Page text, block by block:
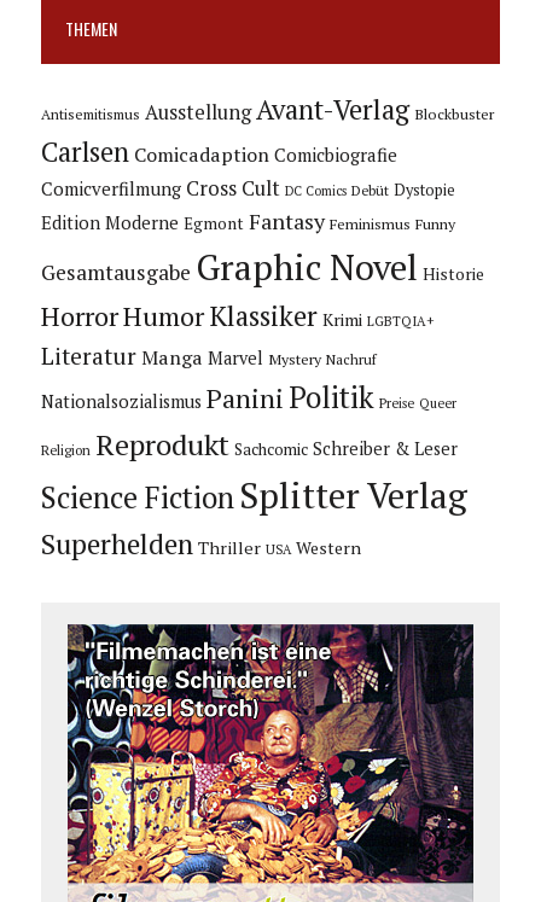
THEMEN
Antisemitismus Ausstellung Avant-Verlag Blockbuster
Carlsen Comicadaption Comicbiografie
Comicverfilmung Cross Cult DC Comics Debüt Dystopie
Edition Moderne Egmont Fantasy Feminismus Funny
Gesamtausgabe Graphic Novel Historie
HorrorHumorKlassiker Krimi LGBTQIA+
Literatur Manga Marvel Mystery Nachruf
Nationalsozialismus Panini Politik Preise Queer
Religion Reprodukt Sachcomic Schreiber & Leser
Science Fiction Splitter Verlag
Superhelden Thriller USA Western